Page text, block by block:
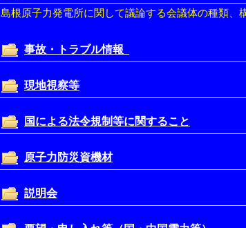
島根原子力発電所に関して議論する会議体の種類、
事故・トラブル情報
現地視察等
国による法令規制等に関すること
原子力防災資機材
説明会